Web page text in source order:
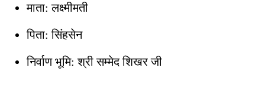
माता: लक्ष्मीमती
पिता: सिंहसेन
निर्वाण भूमि: श्री सम्मेद शिखर जी